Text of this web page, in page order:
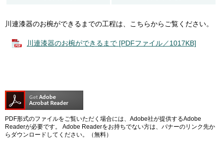
川連漆器のお椀ができるまでの工程は、こちらからご覧ください。
川連漆器のお椀ができるまで [PDFファイル／1017KB]
PDF形式のファイルをご覧いただく場合には、Adobe社が提供するAdobe
Readerが必要です。
Adobe Readerをお持ちでない方は、バナーのリンク先か
らダウンロードしてください。（無料）